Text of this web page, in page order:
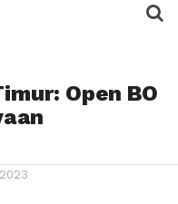
Open BO